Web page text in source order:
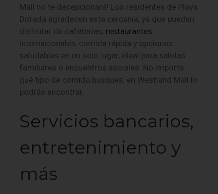
Mall no te decepcionará! Los residentes de Playa
Dorada agradecen esta cercanía, ya que pueden
disfrutar de cafeterías, restaurantes
internacionales, comida rápida y opciones
saludables en un solo lugar, ideal para salidas
familiares o encuentros sociales. No importa
qué tipo de comida busques, en Westland Mall lo
podrás encontrar.
Servicios bancarios,
entretenimiento y
más